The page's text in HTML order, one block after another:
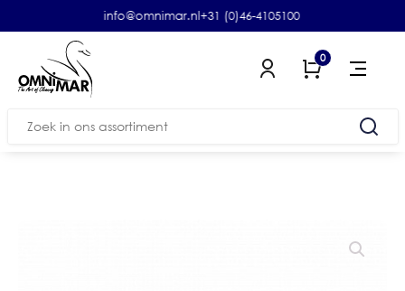
info@omnimar.nl+31 (0)46-4105100
0
Zoeken